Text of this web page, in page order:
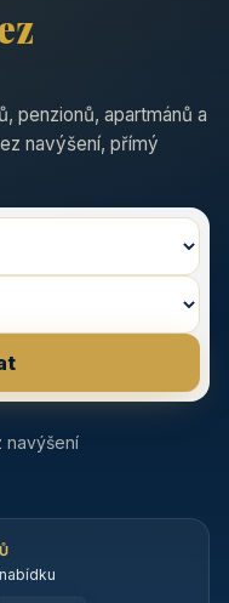
penzionů, apartmánů a
navýšení, přímý
navýšení